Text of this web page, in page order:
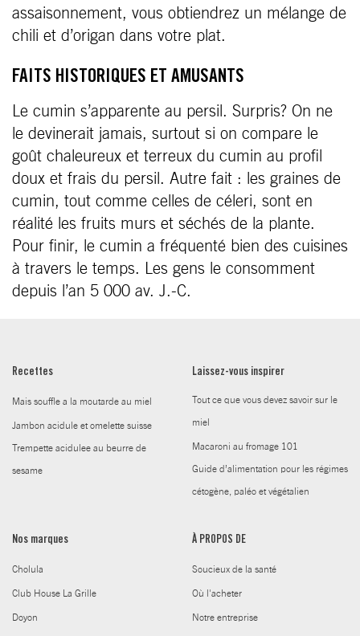
assaisonnement, vous obtiendrez un mélange de
chili et d’origan dans votre plat.
FAITS HISTORIQUES ET AMUSANTS
Le cumin s’apparente au persil. Surpris? On ne
le devinerait jamais, surtout si on compare le
goût chaleureux et terreux du cumin au profil
doux et frais du persil. Autre fait : les graines de
cumin, tout comme celles de céleri, sont en
réalité les fruits murs et séchés de la plante.
Pour finir, le cumin a fréquenté bien des cuisines
à travers le temps. Les gens le consomment
depuis l’an 5 000 av. J.-C.
Recettes
Mais souffle a la moutarde au miel
Jambon acidule et omelette suisse
Trempette acidulee au beurre de
sesame
Laissez-vous inspirer
Tout ce que vous devez savoir sur le
miel
Macaroni au fromage 101
Guide d’alimentation pour les régimes
cétogène, paléo et végétalien
Nos marques
Cholula
Club House La Grille
Doyon
À PROPOS DE
Soucieux de la santé
Où l'acheter
Notre entreprise